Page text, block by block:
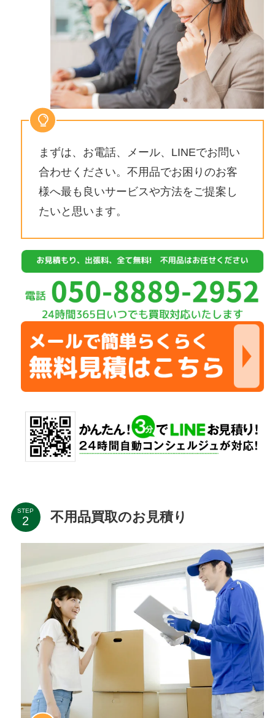
まずは、お電話、メール、LINEでお問い
合わせください。不用品でお困りのお客
様へ最も良いサービスや方法をご提案し
たいと思います。
STEP 不用品買取のお見積り